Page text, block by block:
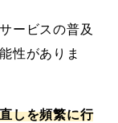
ービスの普及
性がありま
しを頻繁に行